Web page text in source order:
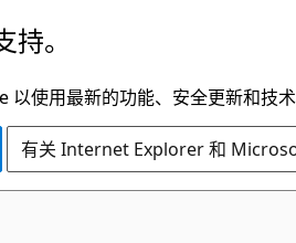
。
使用最新的功能、安全更新和技术
有关 Internet Explorer 和